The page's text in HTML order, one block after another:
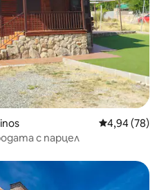
Средна
4,94 (78)
с парцел